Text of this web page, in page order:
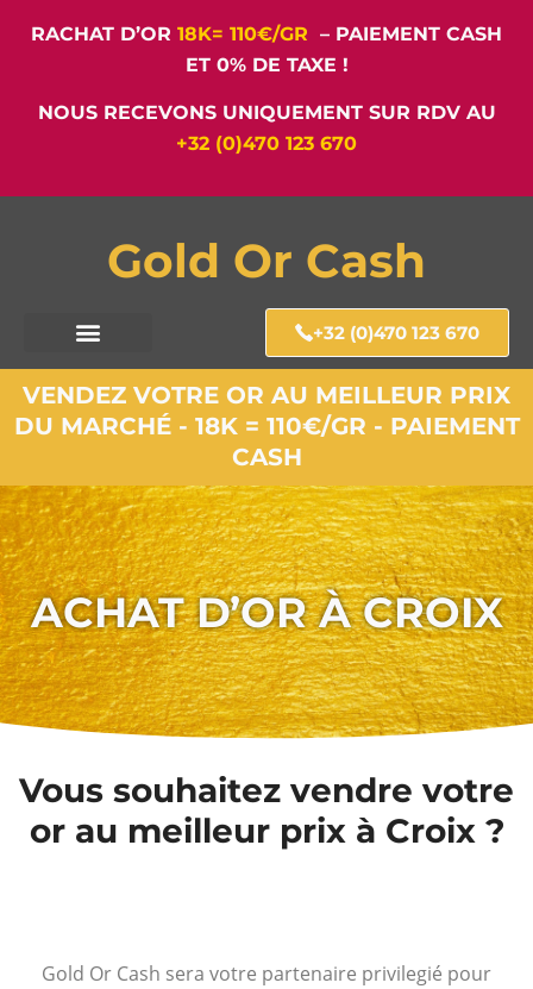
RACHAT D’OR 18K= 110€/GR – PAIEMENT CASH
ET 0% DE TAXE !
NOUS RECEVONS UNIQUEMENT SUR RDV AU
+32 (0)470 123 670
Gold Or Cash
+32 (0)470 123 670
VENDEZ VOTRE OR AU MEILLEUR PRIX
DU MARCHÉ - 18K = 110€/GR - PAIEMENT
CASH
ACHAT D’OR À CROIX
Vous souhaitez vendre votre
or au meilleur prix à Croix ?
Gold Or Cash sera votre partenaire privilegié pour